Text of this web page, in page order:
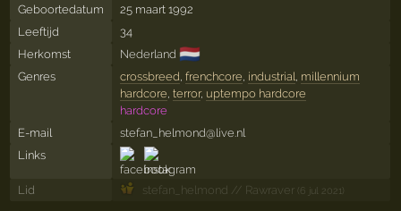
Geboortedatum
25 maart 1992
Leeftijd
34
Herkomst
Nederland 🇳🇱
Genres crossbreed frenchcore industrial millennium
hardcore terror, uptempo hardcore
hardcore
E-mail
stefan_helmond@live.nl
Links
Lid stefan_helmond // Rawraver (6 jul 2021)